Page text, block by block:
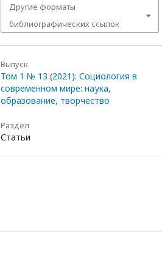
Другие форматы
библиографических ссылок
Выпуск
Том 1 № 13 (2021): Социология в
современном мире: наука,
образование, творчество
Раздел
Статьи